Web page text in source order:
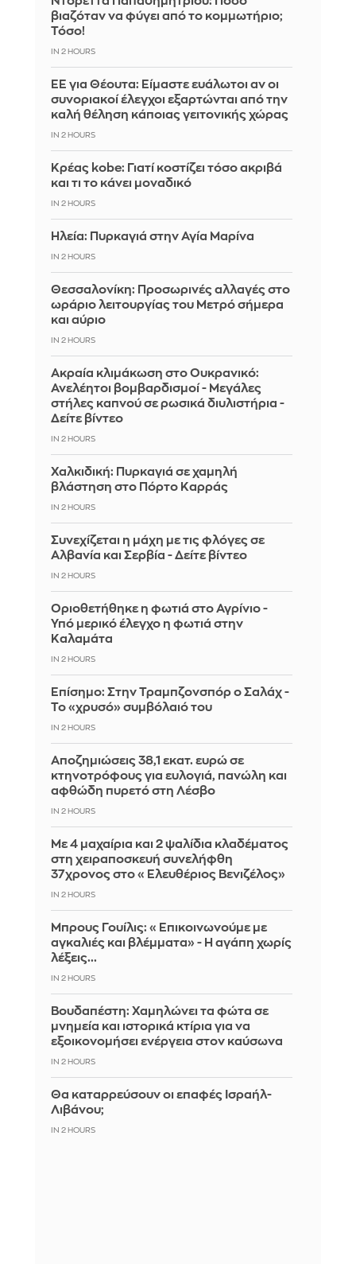
βιαζόταν να φύγει από το κομμωτήριο;
Τόσο!
IN 2 HOURS
ΕΕ για Θέουτα: Είμαστε ευάλωτοι αν οι
συνοριακοί έλεγχοι εξαρτώνται από την
καλή θέληση κάποιας γειτονικής χώρας
IN 2 HOURS
Κρέας kobe: Γιατί κοστίζει τόσο ακριβά
και τι το κάνει μοναδικό
IN 2 HOURS
Ηλεία: Πυρκαγιά στην Αγία Μαρίνα
IN 2 HOURS
Θεσσαλονίκη: Προσωρινές αλλαγές στο
ωράριο λειτουργίας του Μετρό σήμερα
και αύριο
IN 2 HOURS
Ακραία κλιμάκωση στο Ουκρανικό:
Ανελέητοι βομβαρδισμοί - Μεγάλες
στήλες καπνού σε ρωσικά διυλιστήρια -
Δείτε βίντεο
IN 2 HOURS
Χαλκιδική: Πυρκαγιά σε χαμηλή
βλάστηση στο Πόρτο Καρράς
IN 2 HOURS
Συνεχίζεται η μάχη με τις φλόγες σε
Αλβανία και Σερβία - Δείτε βίντεο
IN 2 HOURS
Οριοθετήθηκε η φωτιά στο Αγρίνιο -
Υπό μερικό έλεγχο η φωτιά στην
Καλαμάτα
IN 2 HOURS
Επίσημο: Στην Τραμπζονσπόρ ο Σαλάχ -
Το «χρυσό» συμβόλαιό του
IN 2 HOURS
Αποζημιώσεις 38,1 εκατ. ευρώ σε
κτηνοτρόφους για ευλογιά, πανώλη και
αφθώδη πυρετό στη Λέσβο
IN 2 HOURS
Με 4 μαχαίρια και 2 ψαλίδια κλαδέματος
στη χειραποσκευή συνελήφθη
37χρονος στο «Ελευθέριος Βενιζέλος»
IN 2 HOURS
Μπρους Γουίλις: «Επικοινωνούμε με
αγκαλιές και βλέμματα» - Η αγάπη χωρίς
λέξεις...
IN 2 HOURS
Βουδαπέστη: Χαμηλώνει τα φώτα σε
μνημεία και ιστορικά κτίρια για να
εξοικονομήσει ενέργεια στον καύσωνα
IN 2 HOURS
Θα καταρρεύσουν οι επαφές Ισραήλ-
Λιβάνου;
IN 2 HOURS